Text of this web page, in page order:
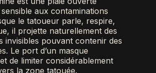
aux contaminations
le tatoueur parle, respire,
il projette naturellement des
invisibles pouvant contenir des
Le port d’un masque
de limiter considérablement
la zone tatouée.